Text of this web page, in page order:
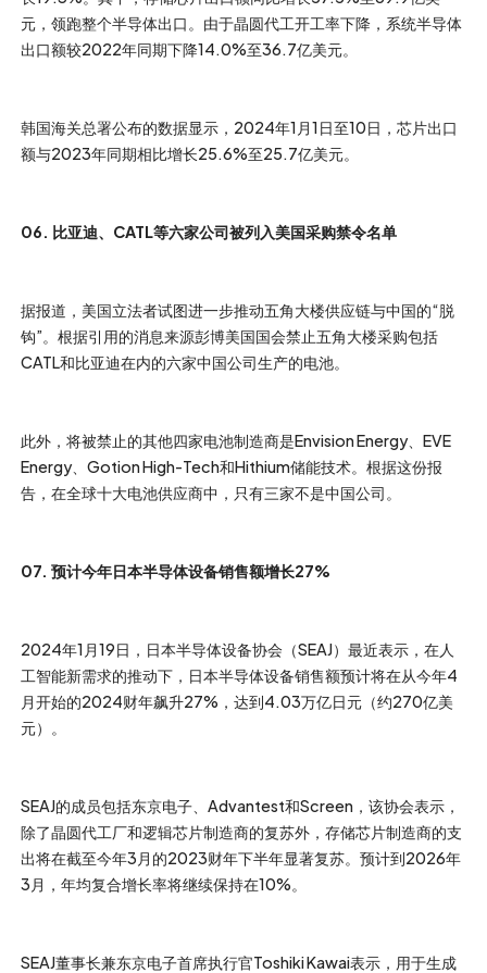
元，领跑整个半导体出口。由于晶圆代工开工率下降，系统半导体
出口额较2022年同期下降14.0%至36.7亿美元。
韩国海关总署公布的数据显示，2024年1月1日至10日，芯片出口
额与2023年同期相比增长25.6%至25.7亿美元。
06. 比亚迪、CATL等六家公司被列入美国采购禁令名单
据报道，美国立法者试图进一步推动五角大楼供应链与中国的“脱
钩”。根据引用的消息来源彭博美国国会禁止五角大楼采购包括
CATL和比亚迪在内的六家中国公司生产的电池。
此外，将被禁止的其他四家电池制造商是Envision Energy、EVE
Energy、Gotion High-Tech和Hithium储能技术。根据这份报
告，在全球十大电池供应商中，只有三家不是中国公司。
07. 预计今年日本半导体设备销售额增长27%
2024年1月19日，日本半导体设备协会（SEAJ）最近表示，在人
工智能新需求的推动下，日本半导体设备销售额预计将在从今年4
月开始的2024财年飙升27%，达到4.03万亿日元（约270亿美
元）。
SEAJ的成员包括东京电子、Advantest和Screen，该协会表示，
除了晶圆代工厂和逻辑芯片制造商的复苏外，存储芯片制造商的支
出将在截至今年3月的2023财年下半年显著复苏。预计到2026年
3月，年均复合增长率将继续保持在10%。
SEAJ董事长兼东京电子首席执行官Toshiki Kawai表示，用于生成